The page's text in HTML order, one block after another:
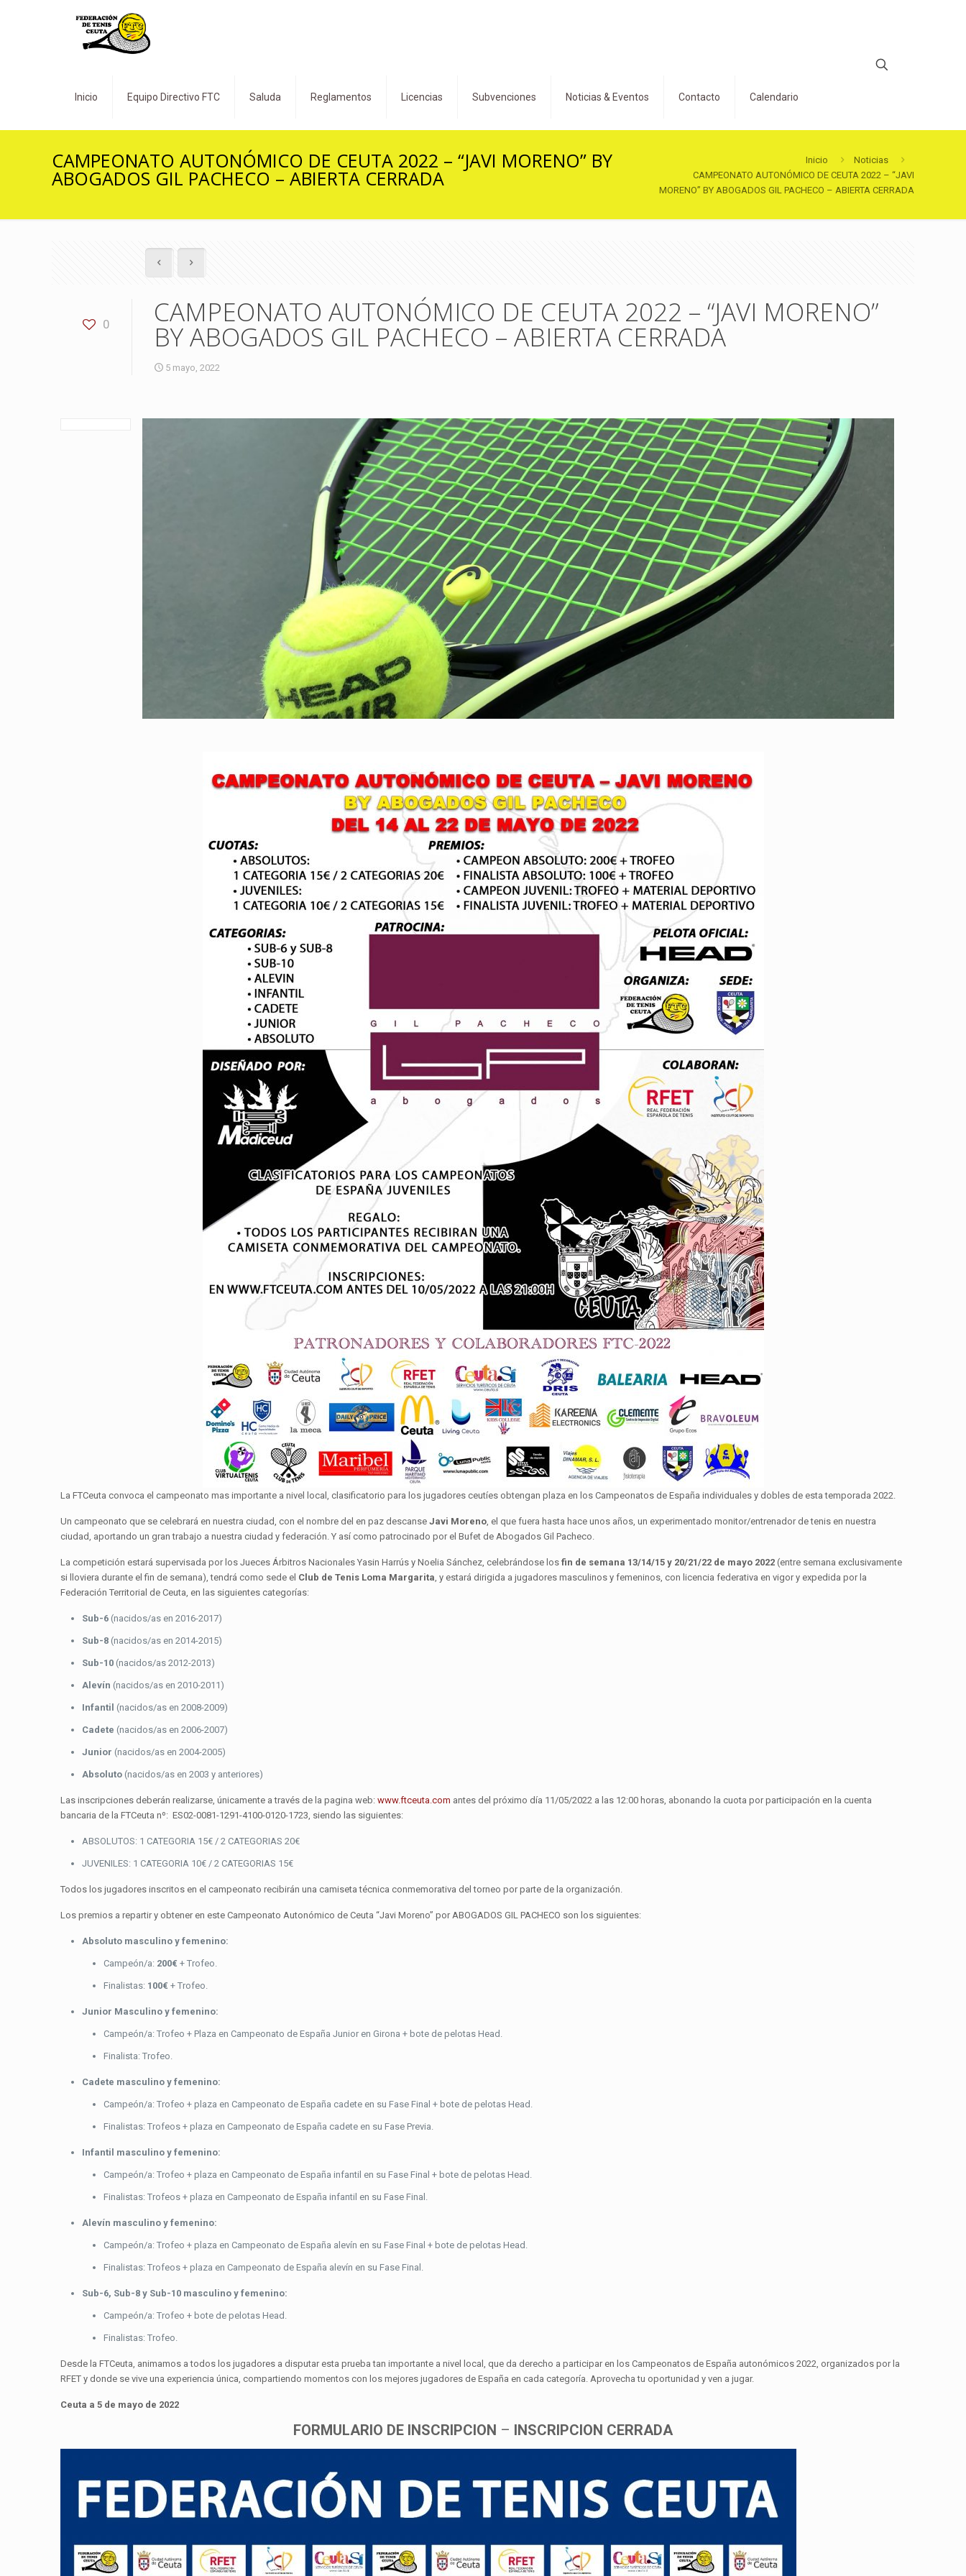
Inicio Equipo Directivo FTC Saluda Reglamentos Licencias Subvenciones Noticias & Eventos Contacto Calendario
CAMPEONATO AUTONÓMICO DE CEUTA 2022 – “JAVI MORENO” BY
ABOGADOS GIL PACHECO – ABIERTA CERRADA
Inicio
Noticias
CAMPEONATO AUTONÓMICO DE CEUTA 2022 – “JAVI
MORENO” BY ABOGADOS GIL PACHECO – ABIERTA CERRADA
0 CAMPEONATO AUTONÓMICO DE CEUTA 2022 – “JAVI MORENO”
BY ABOGADOS GIL PACHECO – ABIERTA CERRADA
5 mayo, 2022
La FTCeuta convoca el campeonato mas importante a nivel local, clasificatorio para los jugadores ceutíes obtengan plaza en los Campeonatos de España individuales y dobles de esta temporada 2022.
Un campeonato que se celebrará en nuestra ciudad, con el nombre del en paz descanse Javi Moreno, el que fuera hasta hace unos años, un experimentado monitor/entrenador de tenis en nuestra
ciudad, aportando un gran trabajo a nuestra ciudad y federación. Y así como patrocinado por el Bufet de Abogados Gil Pacheco.
La competición estará supervisada por los Jueces Árbitros Nacionales Yasin Harrús y Noelia Sánchez, celebrándose los fin de semana 13/14/15 y 20/21/22 de mayo 2022 (entre semana exclusivamente
si lloviera durante el fin de semana), tendrá como sede el Club de Tenis Loma Margarita, y estará dirigida a jugadores masculinos y femeninos, con licencia federativa en vigor y expedida por la
Federación Territorial de Ceuta, en las siguientes categorías:
Sub-6 (nacidos/as en 2016-2017)
Sub-8 (nacidos/as en 2014-2015)
Sub-10 (nacidos/as 2012-2013)
Alevín (nacidos/as en 2010-2011)
Infantil (nacidos/as en 2008-2009)
Cadete (nacidos/as en 2006-2007)
Junior (nacidos/as en 2004-2005)
Absoluto (nacidos/as en 2003 y anteriores)
Las inscripciones deberán realizarse, únicamente a través de la pagina web: www.ftceuta.com antes del próximo día 11/05/2022 a las 12:00 horas, abonando la cuota por participación en la cuenta
bancaria de la FTCeuta nº: ES02-0081-1291-4100-0120-1723, siendo las siguientes:
ABSOLUTOS: 1 CATEGORIA 15€ / 2 CATEGORIAS 20€
JUVENILES: 1 CATEGORIA 10€ / 2 CATEGORIAS 15€
Todos los jugadores inscritos en el campeonato recibirán una camiseta técnica conmemorativa del torneo por parte de la organización.
Los premios a repartir y obtener en este Campeonato Autonómico de Ceuta “Javi Moreno” por ABOGADOS GIL PACHECO son los siguientes:
Absoluto masculino y femenino:
Campeón/a: 200€ + Trofeo.
Finalistas: 100€ + Trofeo.
Junior Masculino y femenino:
Campeón/a: Trofeo + Plaza en Campeonato de España Junior en Girona + bote de pelotas Head.
Finalista: Trofeo.
Cadete masculino y femenino:
Campeón/a: Trofeo + plaza en Campeonato de España cadete en su Fase Final + bote de pelotas Head.
Finalistas: Trofeos + plaza en Campeonato de España cadete en su Fase Previa.
Infantil masculino y femenino:
Campeón/a: Trofeo + plaza en Campeonato de España infantil en su Fase Final + bote de pelotas Head.
Finalistas: Trofeos + plaza en Campeonato de España infantil en su Fase Final.
Alevín masculino y femenino:
Campeón/a: Trofeo + plaza en Campeonato de España alevín en su Fase Final + bote de pelotas Head.
Finalistas: Trofeos + plaza en Campeonato de España alevín en su Fase Final.
Sub-6, Sub-8 y Sub-10 masculino y femenino:
Campeón/a: Trofeo + bote de pelotas Head.
Finalistas: Trofeo.
Desde la FTCeuta, animamos a todos los jugadores a disputar esta prueba tan importante a nivel local, que da derecho a participar en los Campeonatos de España autonómicos 2022, organizados por la
RFET y donde se vive una experiencia única, compartiendo momentos con los mejores jugadores de España en cada categoría. Aprovecha tu oportunidad y ven a jugar.
Ceuta a 5 de mayo de 2022
FORMULARIO DE INSCRIPCION – INSCRIPCION CERRADA